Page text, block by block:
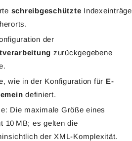
schreibgeschützte Indexeinträge
der
zurückgegebene
wie in der Konfiguration für E-
definiert.
Die maximale Größe eines
10 MB; es gelten die
der XML-Komplexität.